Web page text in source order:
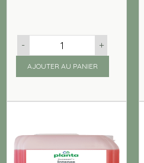
- +
AJOUTER AU PANIER